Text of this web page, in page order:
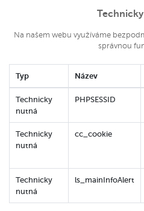
Na našem webu využíváme
správnou
Typ Název
Technicky
nutná
PHPSESSID
Technicky
nutná
cc_cookie
Technicky
nutná
ls_mainInfoAlert